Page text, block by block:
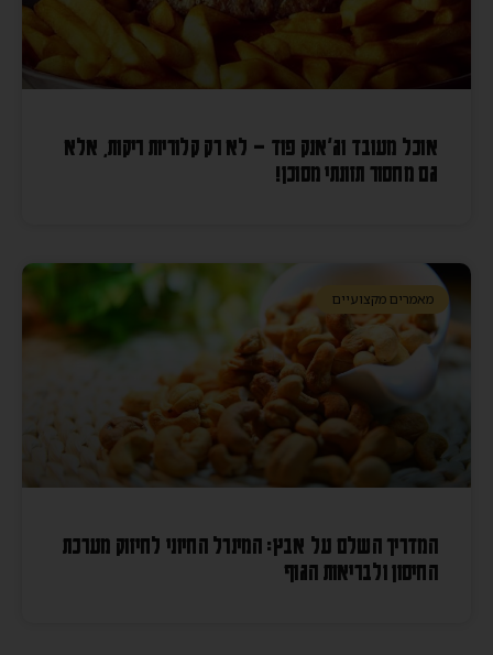
אוכל מעובד וג'אנק פוד – לא רק קלוריות ריקות, אלא
גם מחסור תזונתי מסוכן!
מאמרים מקצועיים
המדריך השלם על אבץ: המינרל החיוני לחיזוק מערכת
החיסון ולבריאות הגוף